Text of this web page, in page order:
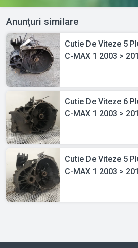
Anunțuri similare
Cutie De Viteze 5
C-MAX
Cutie De Viteze 6
C-MAX 1 2003 > 2010 6M2R-7F096-ED
Cutie De Viteze 5
C-MAX 1 2003 > 2010 4M5R-7F096-YA